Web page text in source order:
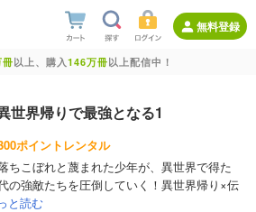
無料登録
以上、購入146万冊以上配信中！
世界帰りで最強となる1
ポイントレンタル
ちこぼれと蔑まれた少年が、異世界で得た
の強敵たちを圧倒していく！異世界帰り×伝
と読む